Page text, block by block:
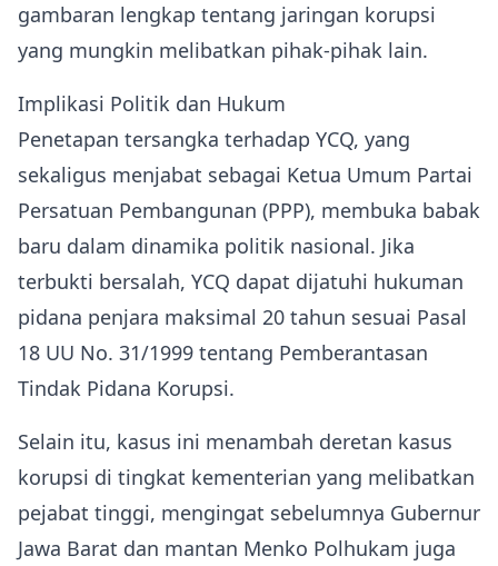
gambaran lengkap tentang jaringan korupsi
yang mungkin melibatkan pihak-pihak lain.
Implikasi Politik dan Hukum
Penetapan tersangka terhadap YCQ, yang
sekaligus menjabat sebagai Ketua Umum Partai
Persatuan Pembangunan (PPP), membuka babak
baru dalam dinamika politik nasional. Jika
terbukti bersalah, YCQ dapat dijatuhi hukuman
pidana penjara maksimal 20 tahun sesuai Pasal
18 UU No. 31/1999 tentang Pemberantasan
Tindak Pidana Korupsi.
Selain itu, kasus ini menambah deretan kasus
korupsi di tingkat kementerian yang melibatkan
pejabat tinggi, mengingat sebelumnya Gubernur
Jawa Barat dan mantan Menko Polhukam juga